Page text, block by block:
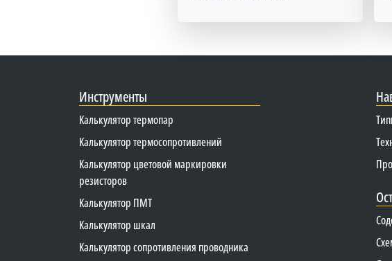
Инструменты
Калькулятор термопар
Калькулятор термосопротивлений
Калькулятор цветовой маркировки
резисторов
Калькулятор ПМТ
Калькулятор шкал
Калькулятор сопротивления проводника